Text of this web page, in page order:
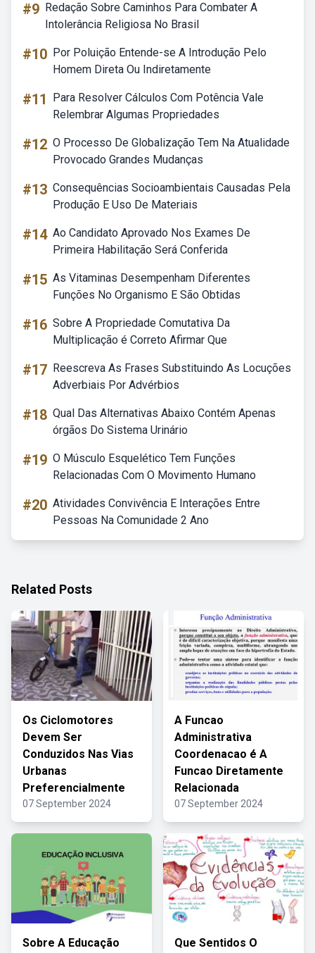
#9 Redação Sobre Caminhos Para Combater A
Intolerância Religiosa No Brasil
#10 Por Poluição Entende-se A Introdução Pelo
Homem Direta Ou Indiretamente
#11
Para Resolver Cálculos Com Potência Vale
Relembrar Algumas Propriedades
#12 O Processo De Globalização Tem Na Atualidade
Provocado Grandes Mudanças
#13 Consequências Socioambientais Causadas Pela
Produção E Uso De Materiais
#14 Ao Candidato Aprovado Nos Exames De
Primeira Habilitação Será Conferida
#15 As Vitaminas Desempenham Diferentes
Funções No Organismo E São Obtidas
#16 Sobre A Propriedade Comutativa Da
Multiplicação é Correto Afirmar Que
#17 Reescreva As Frases Substituindo As Locuções
Adverbiais Por Advérbios
#18 Qual Das Alternativas Abaixo Contém Apenas
órgãos Do Sistema Urinário
#19 O Músculo Esquelético Tem Funções
Relacionadas Com O Movimento Humano
#20 Atividades Convivência E Interações Entre
Pessoas Na Comunidade 2 Ano
Related Posts
Os Ciclomotores
Devem Ser
Conduzidos Nas Vias
Urbanas
Preferencialmente
07 September 2024
A Funcao
Administrativa
Coordenacao é A
Funcao Diretamente
Relacionada
07 September 2024
Sobre A Educação Que Sentidos O